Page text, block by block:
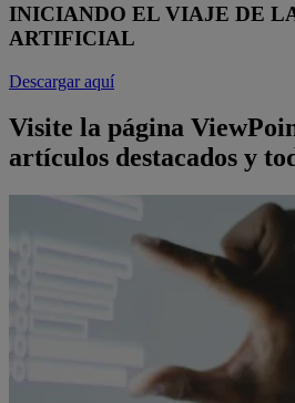
INICIANDO EL VIAJE DE
ARTIFICIAL
Descargar aquí
Visite la página
artículos destacados y